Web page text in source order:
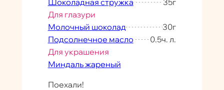
Шоколадная стружка
35г
Для глазури
Молочный шоколад
30г
Подсолнечное масло
0.5ч. л.
Для украшения
Миндаль жареный
Поехали!